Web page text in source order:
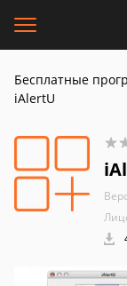
Бесплатные
iAlertU